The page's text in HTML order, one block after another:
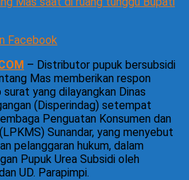
Facebook
– Distributor pupuk bersubsidi
Mas memberikan respon
yang dilayangkan Dinas
(Disperindag) setempat
Penguatan Konsumen dan
Sunandar, yang menyebut
pelanggaran hukum, dalam
Pupuk Urea Subsidi oleh
UD. Parapimpi.